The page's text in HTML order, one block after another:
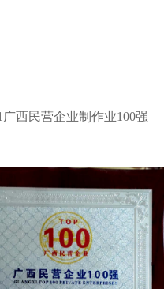
广西民营企业制作业100强